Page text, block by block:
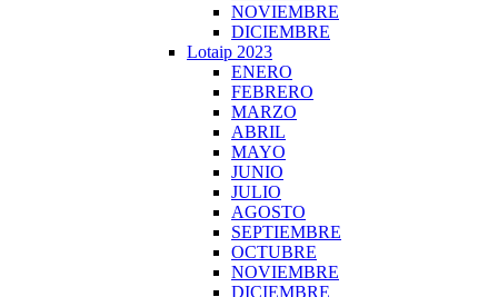
NOVIEMBRE
DICIEMBRE
Lotaip 2023
ENERO
FEBRERO
MARZO
ABRIL
MAYO
JUNIO
JULIO
AGOSTO
SEPTIEMBRE
OCTUBRE
NOVIEMBRE
DICIEMBRE